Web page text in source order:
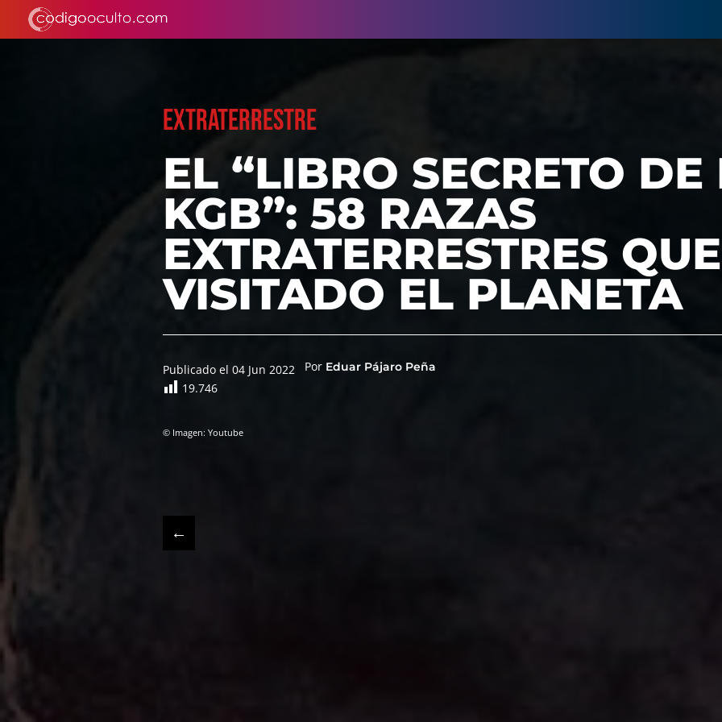
EXTRATERRESTRE
EL “LIBRO SECRETO DE
KGB”: 58 RAZAS
EXTRATERRESTRES
VISITADO EL PLANETA
Publicado el 04 Jun 2022 Por Eduar Pájaro Peña
19.746
© Imagen: Youtube
←